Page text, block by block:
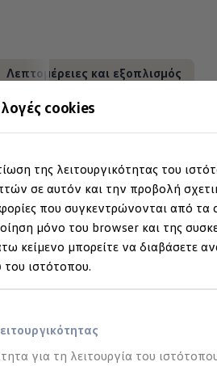
cookies
της λειτουργικότητας του
σε αυτόν και την προβολή
που συγκεντρώνονται από τα
μόνο του browser και της
κείμενο μπορείτε να διαβάσετε
του ιστότοπου.
για τη λειτουργία του
Λεπτομέρειες και εξοπλισμός
το ID.
&